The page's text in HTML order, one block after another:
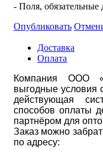
- Поля, обязательные
Опубликовать
Доставка
Оплата
Компания ООО
выгодные условия
действующая
способов оплаты
партнёром для
Заказ можно
по адресу: